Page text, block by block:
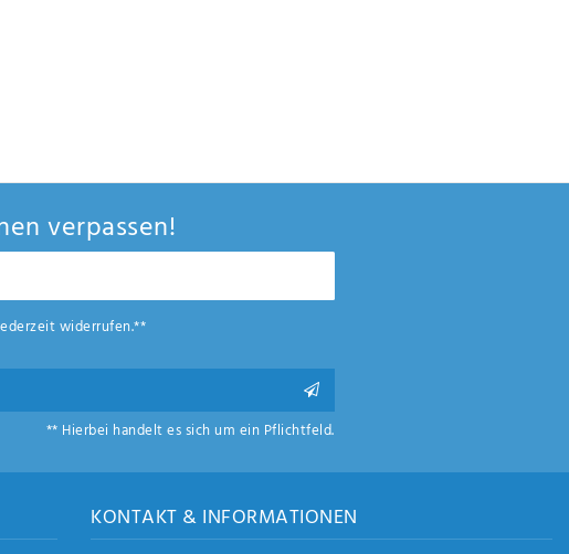
verpassen!
widerrufen.**
** Hierbei handelt es sich um ein Pflichtfeld.
KONTAKT & INFORMATIONEN